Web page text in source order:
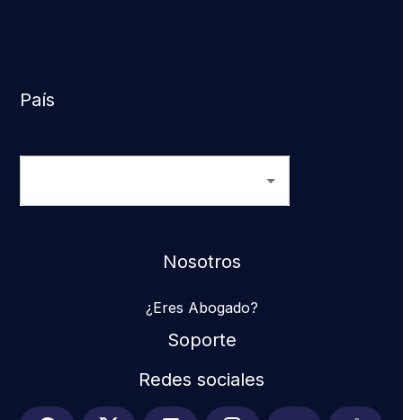
País
Nosotros
¿Eres Abogado?
Soporte
Redes sociales